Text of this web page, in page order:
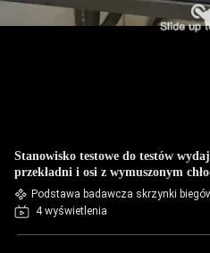
Stanowisko testowe do testów
przekładni i osi z wymuszonym
600kW w układzie jeden do jednego
Podstawa badawcza skrzynki
4 wyświetlenia